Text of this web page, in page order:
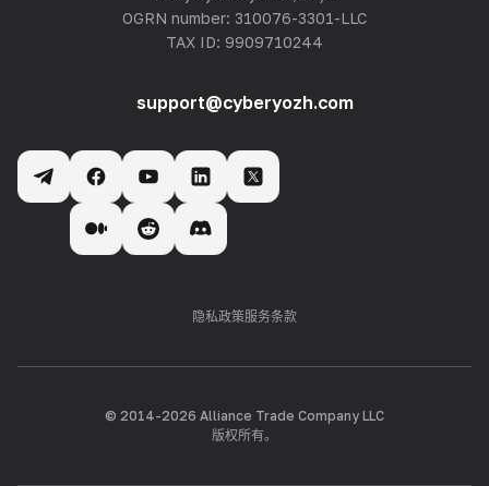
OGRN number: 310076-3301-LLC
TAX ID: 9909710244
support@cyberyozh.com
隐私政策服务条款
© 2014-2026 Alliance Trade Company LLC
版权所有。